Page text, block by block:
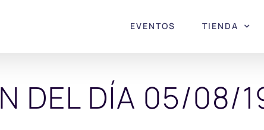
EVENTOS TIENDA
DEL DÍA 05/08/